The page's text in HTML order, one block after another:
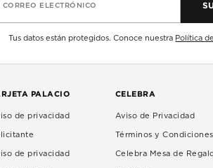
CORREO ELECTRÓNICO
Tus datos están protegidos. Conoce nuestra Política
PALACIO
de privacidad
de privacidad
CELEBRA
Aviso de Privacidad
Términos y
Celebra Mesa de